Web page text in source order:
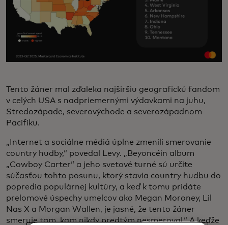
Tento žáner mal zďaleka najširšiu geografickú fandom
v celých USA s nadpriemernými výdavkami na juhu,
Stredozápade, severovýchode a severozápadnom
Pacifiku.
„Internet a sociálne médiá úplne zmenili smerovanie
country hudby,“ povedal Levy. „Beyoncéin album
„Cowboy Carter“ a jeho svetové turné sú určite
súčasťou tohto posunu, ktorý stavia country hudbu do
popredia populárnej kultúry, a keď k tomu pridáte
prelomové úspechy umelcov ako Megan Moroney, Lil
Nas X a Morgan Wallen, je jasné, že tento žáner
smeruje tam, kam nikdy predtým nesmeroval.“ A keďže